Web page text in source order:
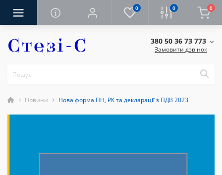
0 0 0
380 50 36 73 773
Замовити дзвінок
Новини Нова форма ПН, РК та декларації з ПДВ 2023